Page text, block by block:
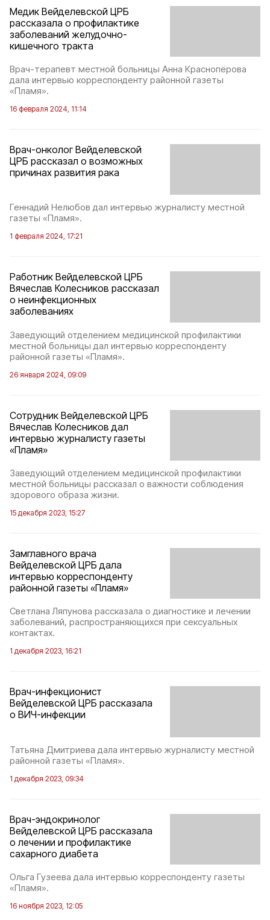
Медик Вейделевской ЦРБ
рассказала о профилактике
заболеваний желудочно-
кишечного тракта
Врач-терапевт местной больницы Анна Краснопёрова
дала интервью корреспонденту районной газеты
«Пламя».
16 февраля 2024, 11:14
Врач-онколог Вейделевской
ЦРБ рассказал о возможных
причинах развития рака
Геннадий Нелюбов дал интервью журналисту местной
газеты «Пламя».
1 февраля 2024, 17:21
Работник Вейделевской ЦРБ
Вячеслав Колесников рассказал
о неинфекционных
заболеваниях
Заведующий отделением медицинской профилактики
местной больницы дал интервью корреспонденту
районной газеты «Пламя».
26 января 2024, 09:09
Сотрудник Вейделевской ЦРБ
Вячеслав Колесников дал
интервью журналисту газеты
«Пламя»
Заведующий отделением медицинской профилактики
местной больницы рассказал о важности соблюдения
здорового образа жизни.
15 декабря 2023, 15:27
Замглавного врача
Вейделевской ЦРБ дала
интервью корреспонденту
районной газеты «Пламя»
Светлана Ляпунова рассказала о диагностике и лечении
заболеваний, распространяющихся при сексуальных
контактах.
1 декабря 2023, 16:21
Врач-инфекционист
Вейделевской ЦРБ рассказала
о ВИЧ-инфекции
Татьяна Дмитриева дала интервью журналисту местной
районной газеты «Пламя».
1 декабря 2023, 09:34
Врач-эндокринолог
Вейделевской ЦРБ рассказала
о лечении и профилактике
сахарного диабета
Ольга Гузеева дала интервью корреспонденту газеты
«Пламя».
16 ноября 2023, 12:05